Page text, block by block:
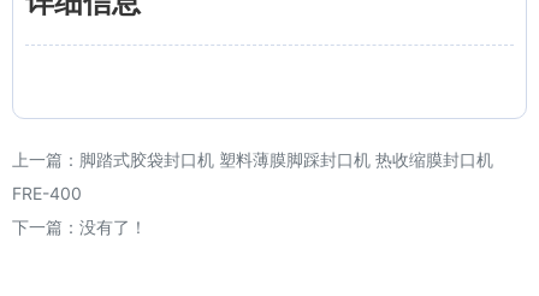
上一篇： 脚踏式胶袋封口机 塑料薄膜脚踩封口机 热收缩膜封口机
FRE-400
下一篇：没有了！